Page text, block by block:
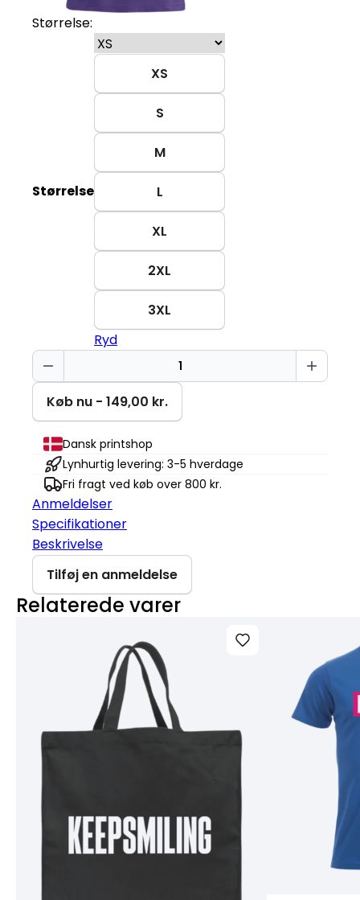
Størrelse:
Størrelse
XS
S
M
L
XL
2XL
3XL
Ryd
Keep
smiling
Basic-
T
antal
Køb nu - 149,00 kr.
Dansk printshop
Lynhurtig levering: 3-5 hverdage
Fri fragt ved køb over 800 kr.
Anmeldelser
Specifikationer
Beskrivelse
Tilføj en anmeldelse
Relaterede varer